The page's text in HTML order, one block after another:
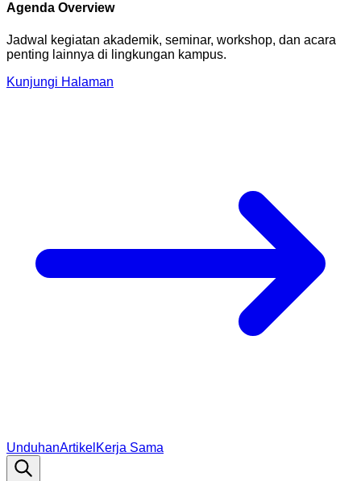
Agenda Overview
Jadwal kegiatan akademik, seminar, workshop, dan acara
penting lainnya di lingkungan kampus.
Kunjungi Halaman
UnduhanArtikel Kerja Sama